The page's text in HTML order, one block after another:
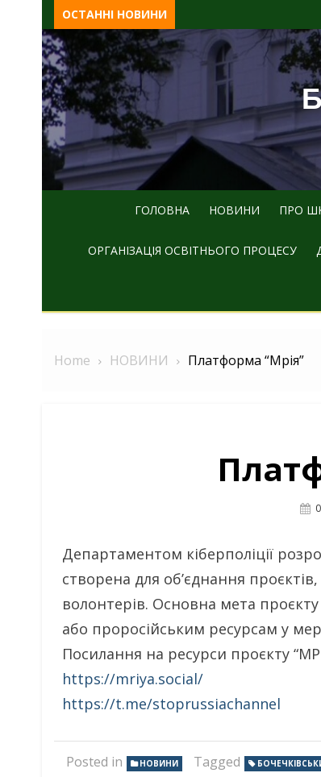
Skip
to
content
ОСТАННІ НОВИНИ
ГОЛОВНА НОВИНИ ПРО
ОРГАНІЗАЦІЯ ОСВІТНЬОГО ПРОЦЕСУ
Home НОВИНИ Платформа “Мрія”
Департаментом кіберполіції
створена для об’єднання проєктів,
волонтерів. Основна мета
або проросійським ресурсам у
Посилання на ресурси проєкту
https://mriya.social/
https://t.me/stoprussiachannel
Posted in НОВИНИ Tagged